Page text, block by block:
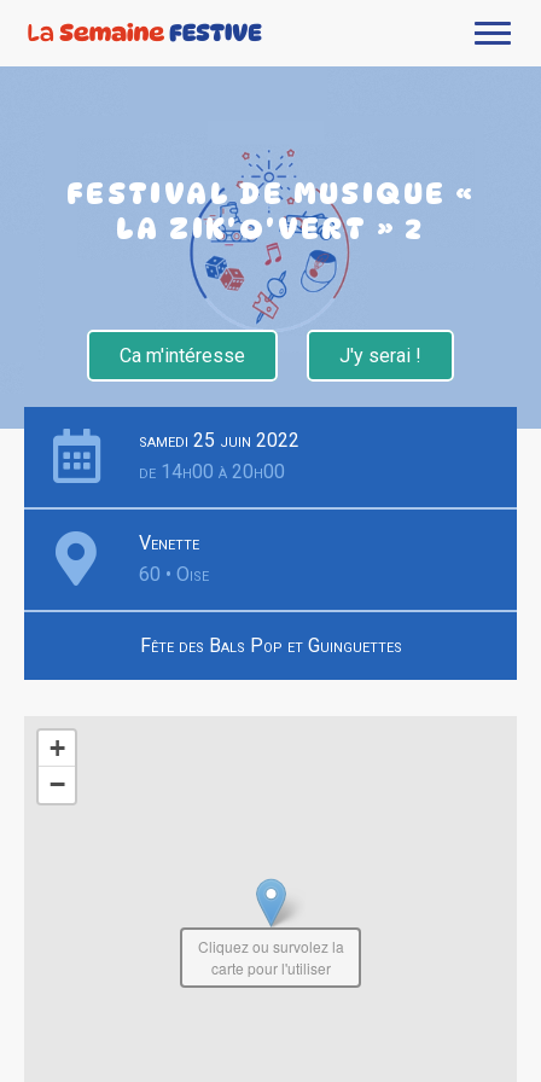
FESTIVAL DE MUSIQUE «
LA ZIK'O'VERT » 2
Ca m'intéresse J'y serai !
samedi 25 juin 2022
de 14h00 à 20h00
Venette
60 • Oise
Fête des Bals Pop et Guinguettes
+
−
Cliquez ou survolez la
carte pour l'utiliser